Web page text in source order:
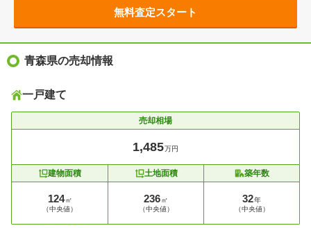
無料査定スタート
青森県の売却情報
一戸建て
売却相場
1,485万円
建物面積
124㎡
（中央値）
土地面積
236㎡
（中央値）
築年数
32年
（中央値）